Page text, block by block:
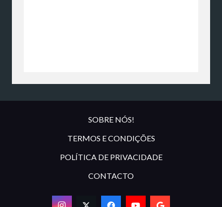
SOBRE NÓS!
TERMOS E CONDIÇÕES
POLÍTICA DE PRIVACIDADE
CONTACTO